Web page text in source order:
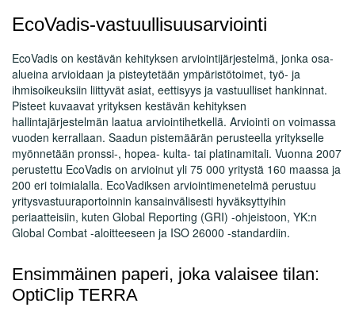
EcoVadis-vastuullisuusarviointi
EcoVadis on kestävän kehityksen arviointijärjestelmä, jonka osa-
alueina arvioidaan ja pisteytetään ympäristötoimet, työ- ja
ihmisoikeuksiin liittyvät asiat, eettisyys ja vastuulliset hankinnat.
Pisteet kuvaavat yrityksen kestävän kehityksen
hallintajärjestelmän laatua arviointihetkellä. Arviointi on voimassa
vuoden kerrallaan. Saadun pistemäärän perusteella yritykselle
myönnetään pronssi-, hopea- kulta- tai platinamitali. Vuonna 2007
perustettu EcoVadis on arvioinut yli 75 000 yritystä 160 maassa ja
200 eri toimialalla. EcoVadiksen arviointimenetelmä perustuu
yritysvastuuraportoinnin kansainvälisesti hyväksyttyihin
periaatteisiin, kuten Global Reporting (GRI) -ohjeistoon, YK:n
Global Combat -aloitteeseen ja ISO 26000 -standardiin.
Ensimmäinen paperi, joka valaisee tilan:
OptiClip TERRA